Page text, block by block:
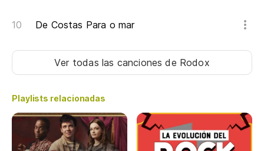
De Costas Para o mar
Ver todas las cancionesde Rodox
Playlists relacionadas